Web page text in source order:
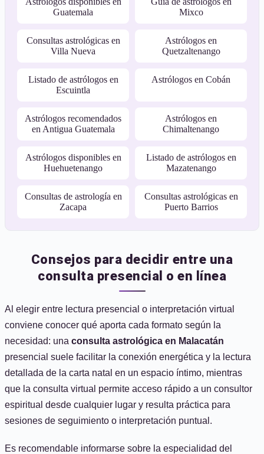
Guatemala
Mixco
Consultas astrológicas en
Villa Nueva
Astrólogos en
Quetzaltenango
Listado de astrólogos en
Escuintla
Astrólogos en Cobán
Astrólogos recomendados
en Antigua Guatemala
Astrólogos en
Chimaltenango
Astrólogos disponibles en
Huehuetenango
Listado de astrólogos en
Mazatenango
Consultas de astrología en
Zacapa
Consultas astrológicas en
Puerto Barrios
Consejos para decidir entre una
consulta presencial o en línea
Al elegir entre lectura presencial o interpretación virtual
conviene conocer qué aporta cada formato según la
necesidad: una consulta astrológica en Malacatán
presencial suele facilitar la conexión energética y la lectura
detallada de la carta natal en un espacio íntimo, mientras
que la consulta virtual permite acceso rápido a un consultor
espiritual desde cualquier lugar y resulta práctica para
sesiones de seguimiento o interpretación puntual.
Es recomendable informarse sobre la especialidad del